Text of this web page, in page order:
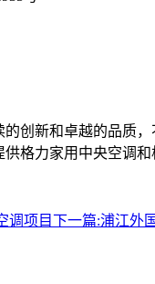
创新和卓越的品质
格力家用中央空调和
调项目下一篇:浦江外